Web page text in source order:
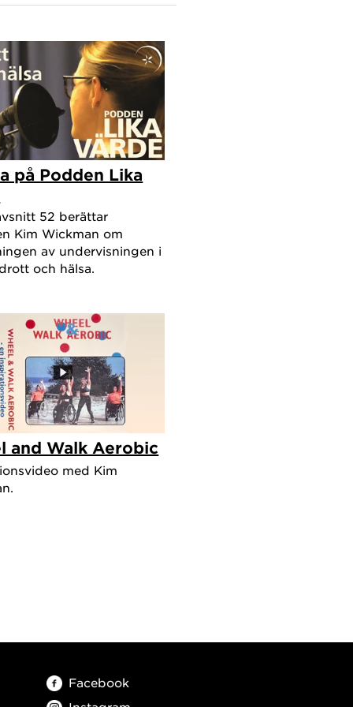
eller
även
i
och
vid
Hon
på Podden Lika
52 berättar
Kim Wickman om
av undervisningen i
och hälsa.
and Walk Aerobic
med Kim
Facebook